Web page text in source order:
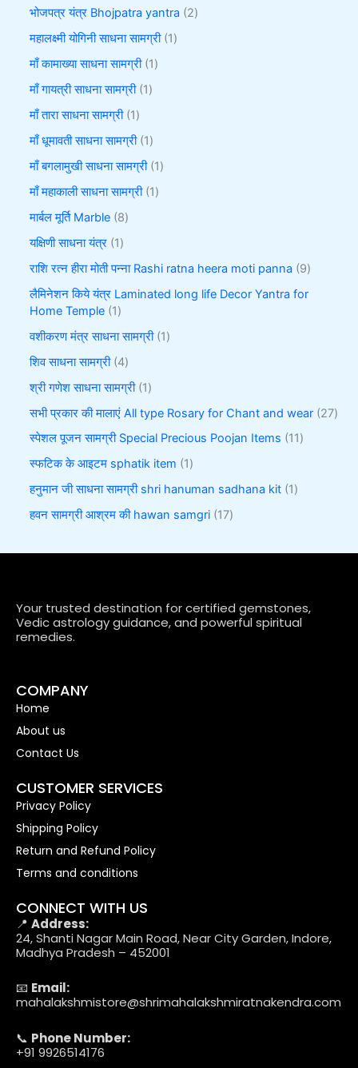
भोजपत्र यंत्र Bhojpatra yantra 2
महालक्ष्मी योगिनी साधना सामग्री 1
माँ कामाख्या साधना सामग्री 1
माँ गायत्री साधना सामग्री 1
माँ तारा साधना सामग्री 1
माँ धूमावती साधना सामग्री 1
माँ बगलामुखी साधना सामग्री 1
माँ महाकाली साधना सामग्री 1
मार्बल मूर्ति Marble 8
यक्षिणी साधना यंत्र 1
राशि रत्न हीरा मोती पन्ना Rashi ratna heera moti panna 9
लैमिनेशन किये यंत्र Laminated long life Decor Yantra for
Home Temple 1
वशीकरण मंत्र साधना सामग्री 1
शिव साधना सामग्री 4
श्री गणेश साधना सामग्री 1
सभी प्रकार की मालाएं All type Rosary for Chant and wear 27
स्पेशल पूजन सामग्री Special Precious Poojan Items 11
स्फटिक के आइटम sphatik item 1
हनुमान जी साधना सामग्री shri hanuman sadhana kit 1
हवन सामग्री आश्रम की hawan samgri 17
Your trusted destination for certified gemstones,
Vedic astrology guidance, and powerful spiritual
remedies.
COMPANY
Home
About us
Contact Us
CUSTOMER SERVICES
Privacy Policy
Shipping Policy
Return and Refund Policy
Terms and conditions
CONNECT WITH US
📍 Address:
24, Shanti Nagar Main Road, Near City Garden, Indore,
Madhya Pradesh – 452001
📧 Email:
mahalakshmistore@shrimahalakshmiratnakendra.com
📞 Phone Number:
+91 9926514176